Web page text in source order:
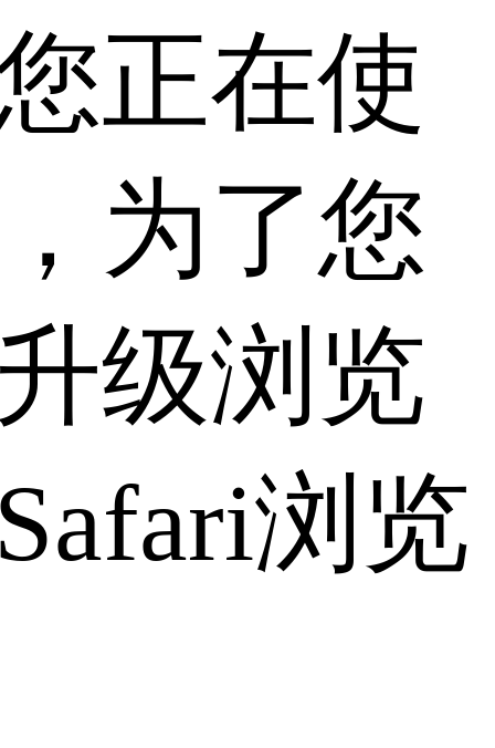
正在使
为了您
级浏览
浏览